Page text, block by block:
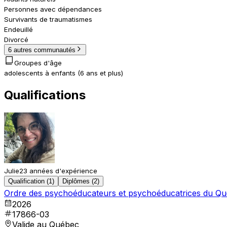
Personnes avec dépendances
Survivants de traumatismes
Endeuillé
Divorcé
6 autres communautés
Groupes d'âge
adolescents à enfants (6 ans et plus)
Qualifications
Julie23 années d'expérience
Qualification (1) Diplômes (2)
Ordre des psychoéducateurs et psychoéducatrices du
2026
17866-03
Valide au Québec